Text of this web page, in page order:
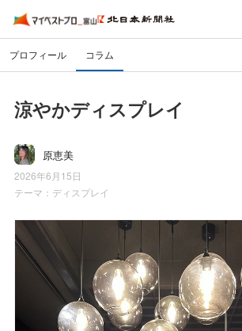
プロフィール コラム
涼やかディスプレイ
原恵美
2026年6月15日
テーマ： ディスプレイ